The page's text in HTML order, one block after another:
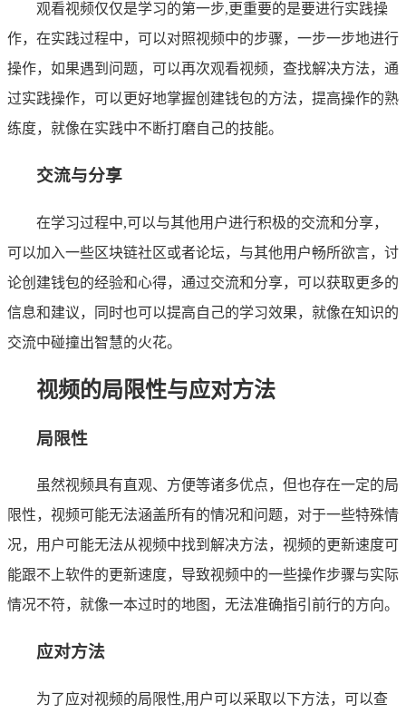
观看视频仅仅是学习的第一步,更重要的是要进行实践操
作，在实践过程中，可以对照视频中的步骤，一步一步地进行
操作，如果遇到问题，可以再次观看视频，查找解决方法，通
过实践操作，可以更好地掌握创建钱包的方法，提高操作的熟
练度，就像在实践中不断打磨自己的技能。
交流与分享
在学习过程中,可以与其他用户进行积极的交流和分享，
可以加入一些区块链社区或者论坛，与其他用户畅所欲言，讨
论创建钱包的经验和心得，通过交流和分享，可以获取更多的
信息和建议，同时也可以提高自己的学习效果，就像在知识的
交流中碰撞出智慧的火花。
视频的局限性与应对方法
局限性
虽然视频具有直观、方便等诸多优点，但也存在一定的局
限性，视频可能无法涵盖所有的情况和问题，对于一些特殊情
况，用户可能无法从视频中找到解决方法，视频的更新速度可
能跟不上软件的更新速度，导致视频中的一些操作步骤与实际
情况不符，就像一本过时的地图，无法准确指引前行的方向。
应对方法
为了应对视频的局限性,用户可以采取以下方法，可以查